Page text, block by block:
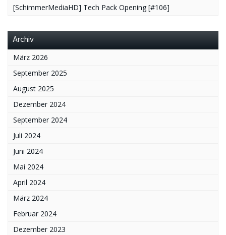
[SchimmerMediaHD] Tech Pack Opening [#106]
Archiv
März 2026
September 2025
August 2025
Dezember 2024
September 2024
Juli 2024
Juni 2024
Mai 2024
April 2024
März 2024
Februar 2024
Dezember 2023